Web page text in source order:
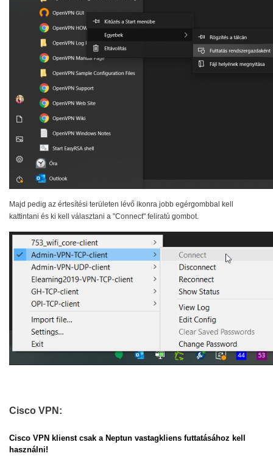
Majd pedig az értesítési területen lévő ikonra jobb egérgombbal kell
kattintani és ki kell választani a "Connect" feliratú gombot.
Cisco VPN:
Cisco VPN klienst csak a Neptun vastagkliens futtatásához kell
használni!